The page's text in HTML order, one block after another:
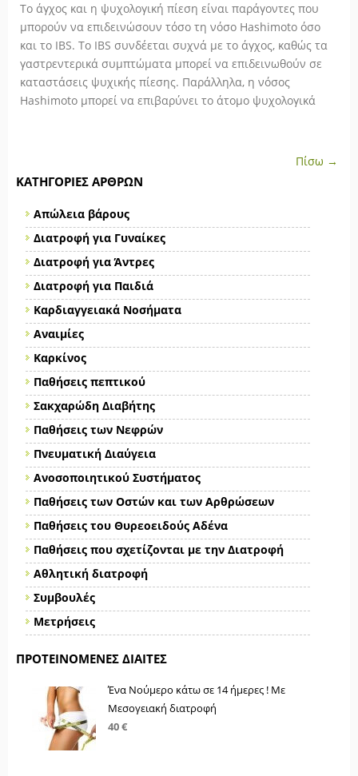
Το άγχος και η ψυχολογική πίεση είναι παράγοντες που
μπορούν να επιδεινώσουν τόσο τη νόσο Hashimoto όσο
και το IBS. Το IBS συνδέεται συχνά με το άγχος, καθώς τα
γαστρεντερικά συμπτώματα μπορεί να επιδεινωθούν σε
καταστάσεις ψυχικής πίεσης. Παράλληλα, η νόσος
Hashimoto μπορεί να επιβαρύνει το άτομο ψυχολογικά
Πίσω →
ΚΑΤΗΓΟΡΊΕΣ ΆΡΘΡΩΝ
Απώλεια βάρους
Διατροφή για Γυναίκες
Διατροφή για Άντρες
Διατροφή για Παιδιά
Καρδιαγγειακά Νοσήματα
Αναιμίες
Καρκίνος
Παθήσεις πεπτικού
Σακχαρώδη Διαβήτης
Παθήσεις των Νεφρών
Πνευματική Διαύγεια
Ανοσοποιητικού Συστήματος
Παθήσεις των Οστών και των Αρθρώσεων
Παθήσεις του Θυρεοειδούς Αδένα
Παθήσεις που σχετίζονται με την Διατροφή
Αθλητική διατροφή
Συμβουλές
Μετρήσεις
ΠΡΟΤΕΙΝΌΜΕΝΕΣ ΔΊΑΙΤΕΣ
Ένα Νούμερο κάτω σε 14 ήμερες ! Με
Μεσογειακή διατροφή
40 €